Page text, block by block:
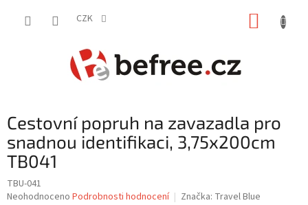
CZK
Cestovní popruh na zavazadla pro
snadnou identifikaci, 3,75x200cm
TB041
TBU-041
Průměrné
Neohodnoceno Podrobnosti hodnocení Značka: Travel Blue